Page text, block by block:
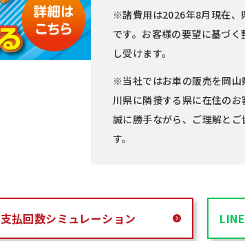
※諸費用は2026年8月現在、
です。お客様の要望に基づ
し受けます。
※当社ではお車の販売を岡山
川県に隣接する県に在住のお
誠に勝手ながら、ご理解と
す。
支払回数シミュレーション